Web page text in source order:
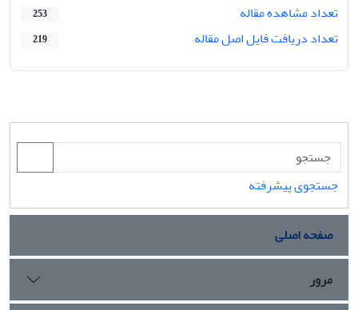
تعداد مشاهده مقاله
253
تعداد دریافت فایل اصل مقاله 219
جستجوی پیشرفته
صفحه اصلی
مرور